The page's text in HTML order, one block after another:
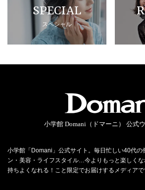
SPECIAL
スペシャル
小学館 Domani（ドマーニ） 公式
小学館「Domani」公式サイト。毎日忙しい40代の
ン・美容・ライフスタイル…今よりもっと楽しく
持ちよくなれる！こと限定でお届けするメディアで